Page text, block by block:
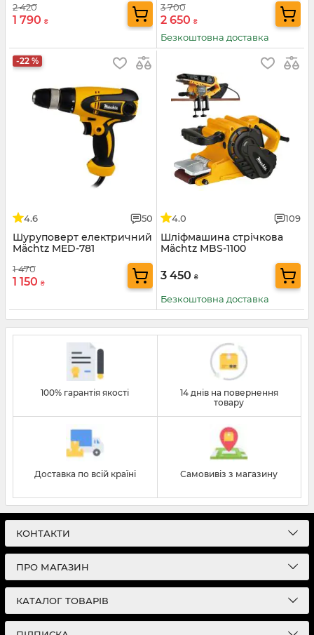
2 420
1 790 ₴
3 700
2 650 ₴
Безкоштовна доставка
-22 %
4.6 50
Шуруповерт електричний
Mächtz MED-781
1 470
1 150 ₴
4.0 109
Шліфмашина стрічкова
Mächtz MBS-1100
3 450 ₴
Безкоштовна доставка
100% гарантія якості
14 днів на повернення
товару
Доставка по всій країні Самовивіз з магазину
КОНТАКТИ
ПРО МАГАЗИН
КАТАЛОГ ТОВАРІВ